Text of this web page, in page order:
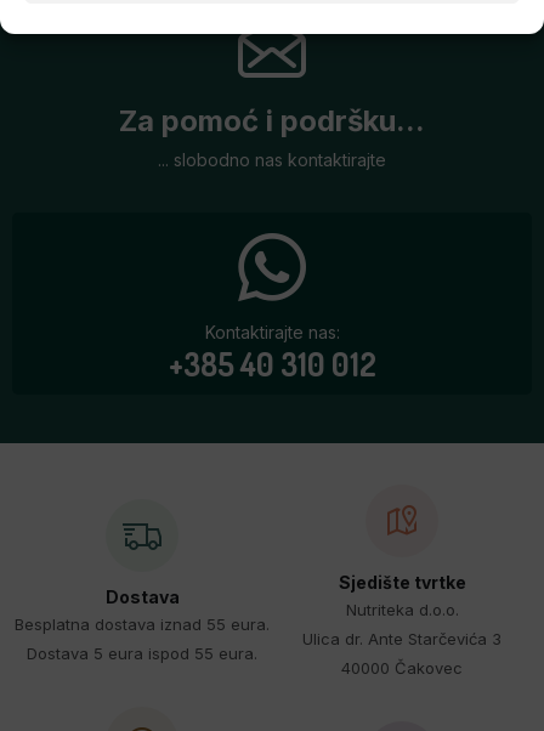
Za pomoć i podršku...
... slobodno nas kontaktirajte
Kontaktirajte nas:
+385 40 310 012
Dostava
Besplatna dostava iznad 55 eura.
Dostava 5 eura ispod 55 eura.
Sjedište tvrtke
Nutriteka d.o.o.
Ulica dr. Ante Starčevića 3
40000 Čakovec